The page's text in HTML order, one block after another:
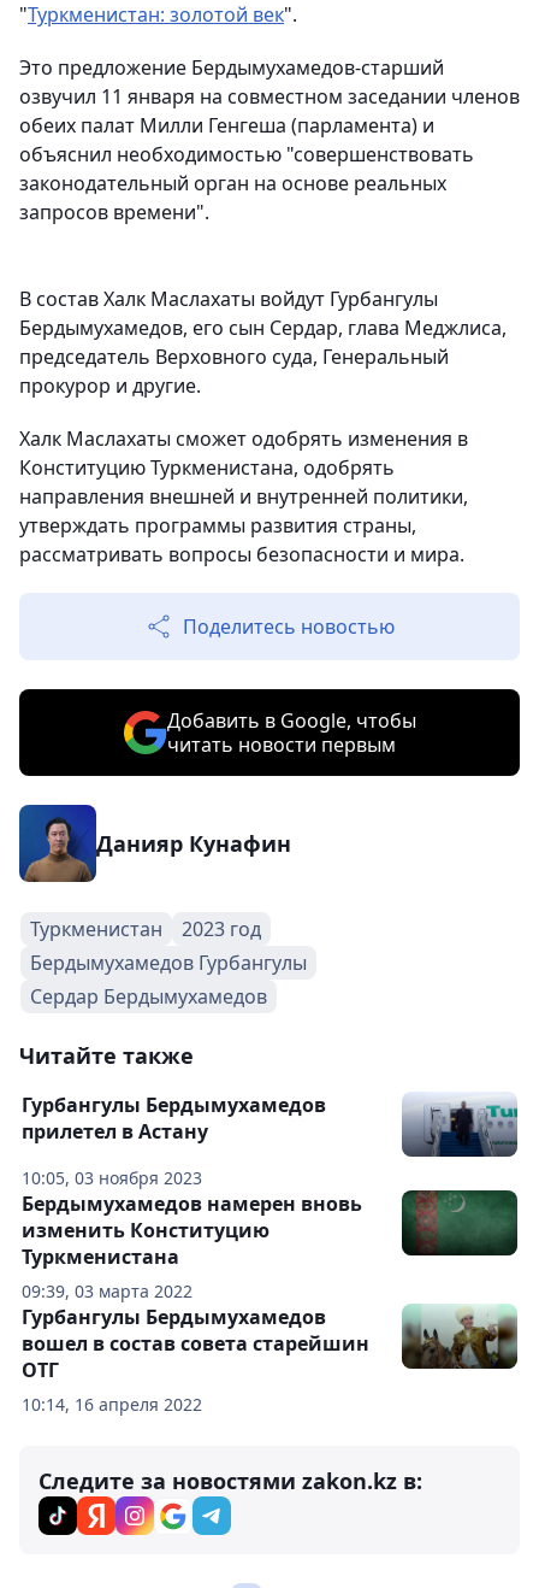
"Туркменистан: золотой век".
Это предложение Бердымухамедов-старший
озвучил 11 января на совместном заседании членов
обеих палат Милли Генгеша (парламента) и
объяснил необходимостью "совершенствовать
законодательный орган на основе реальных
запросов времени".
В состав Халк Маслахаты войдут Гурбангулы
Бердымухамедов, его сын Сердар, глава Меджлиса,
председатель Верховного суда, Генеральный
прокурор и другие.
Халк Маслахаты сможет одобрять изменения в
Конституцию Туркменистана, одобрять
направления внешней и внутренней политики,
утверждать программы развития страны,
рассматривать вопросы безопасности и мира.
Поделитесь новостью
Добавить в Google, чтобы
читать новости первым
Данияр Кунафин
Туркменистан
2023 год
Бердымухамедов Гурбангулы
Сердар Бердымухамедов
Читайте также
10:05, 03 ноября 2023
Гурбангулы Бердымухамедов
прилетел в Астану
09:39, 03 марта 2022
Бердымухамедов намерен вновь
изменить Конституцию
Туркменистана
10:14, 16 апреля 2022
Гурбангулы Бердымухамедов
вошел в состав совета старейшин
ОТГ
Следите за новостями zakon.kz в: